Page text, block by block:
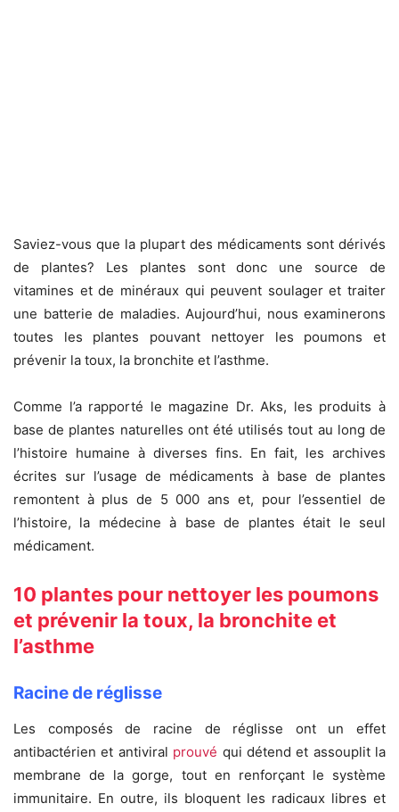
Saviez-vous que la plupart des médicaments sont dérivés
de plantes? Les plantes sont donc une source de
vitamines et de minéraux qui peuvent soulager et traiter
une batterie de maladies. Aujourd’hui, nous examinerons
toutes les plantes pouvant nettoyer les poumons et
prévenir la toux, la bronchite et l’asthme.
Comme l’a rapporté le magazine Dr. Aks, les produits à
base de plantes naturelles ont été utilisés tout au long de
l’histoire humaine à diverses fins. En fait, les archives
écrites sur l’usage de médicaments à base de plantes
remontent à plus de 5 000 ans et, pour l’essentiel de
l’histoire, la médecine à base de plantes était le seul
médicament.
10 plantes pour nettoyer les poumons
et prévenir la toux, la bronchite et
l’asthme
Racine de réglisse
Les composés de racine de réglisse ont un effet
antibactérien et antiviral prouvé qui détend et assouplit la
membrane de la gorge, tout en renforçant le système
immunitaire. En outre, ils bloquent les radicaux libres et